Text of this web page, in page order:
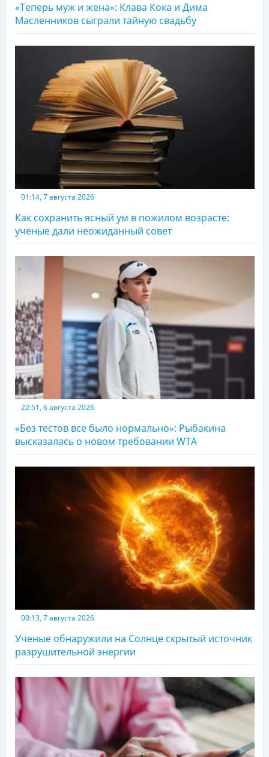
«Теперь муж и жена»: Клава Кока и Дима
Масленников сыграли тайную свадьбу
01:14, 7 августа 2026
Как сохранить ясный ум в пожилом возрасте:
ученые дали неожиданный совет
22:51, 6 августа 2026
«Без тестов все было нормально»: Рыбакина
высказалась о новом требовании WTA
00:13, 7 августа 2026
Ученые обнаружили на Солнце скрытый источник
разрушительной энергии